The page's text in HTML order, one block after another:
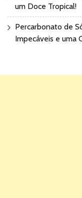
um Doce Tropical!
Percarbonato de
Impecáveis e uma